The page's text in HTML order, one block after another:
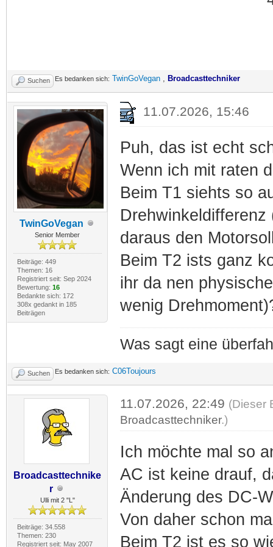
Suchen Es bedanken sich: TwinGoVegan Broadcasttechniker
TwinGoVegan
Senior Member
Beiträge: 449
Themen: 16
Registriert seit: Sep 2024
Bewertung: 16
Bedankte sich: 172
308x gedankt in 185
Beiträgen
11.07.2026, 15:46
Puh, das ist echt
Wenn ich mit raten
Beim T1 siehts so
daraus den
Beim T2 ists ganz
ihr da nen
wenig
Was sagt eine
Suchen Es bedanken sich: C06Toujours
Broadcasttechnike
r
Ulli mit 2 "L"
Beiträge: 34.558
Themen: 230
Registriert seit: May 2007
11.07.2026, 22:49 (Dieser
Broadcasttechniker.)
Ich möchte mal so
AC ist keine drauf,
Änderung des DC-
Von daher schon
Beim T2 ist es so